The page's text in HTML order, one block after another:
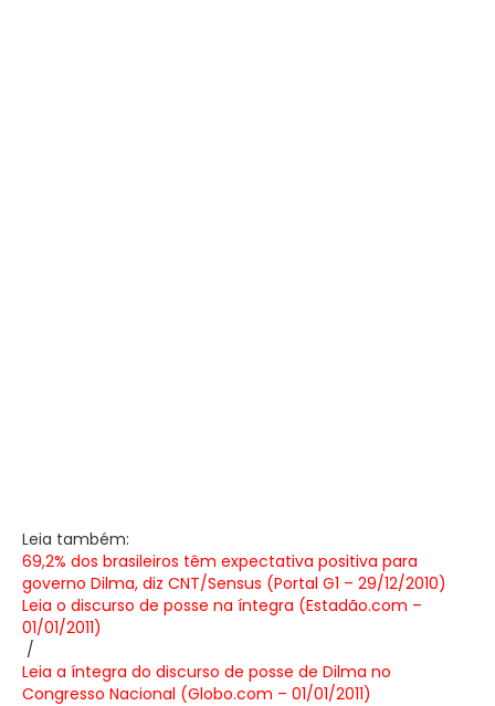
Leia também:
69,2% dos brasileiros têm expectativa positiva para
governo Dilma, diz CNT/Sensus (Portal G1 – 29/12/2010)
Leia o discurso de posse na íntegra (Estadão.com –
01/01/2011)
/
Leia a íntegra do discurso de posse de Dilma no
Congresso Nacional (Globo.com – 01/01/2011)